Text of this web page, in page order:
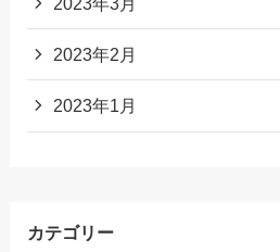
2023年2月
2023年1月
カテゴリー